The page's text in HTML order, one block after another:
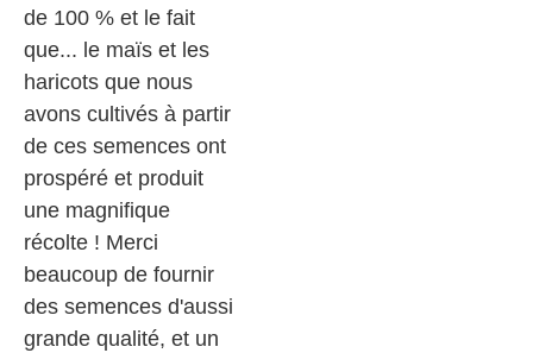
de 100 % et le fait
que... le maïs et les
haricots que nous
avons cultivés à partir
de ces semences ont
prospéré et produit
une magnifique
récolte ! Merci
beaucoup de fournir
des semences d'aussi
grande qualité, et un